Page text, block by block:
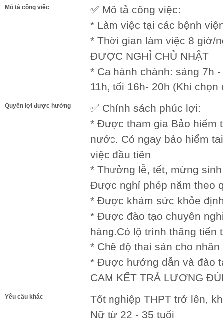
Mô tả công việc
✅ Mô tả công việc:
* Làm việc tại các bệnh
* Thời gian làm việc 8 giờ/
ĐƯỢC NGHỈ CHỦ NHẬT
* Ca hành chánh: sáng 7h
11h, tối 16h- 20h (Khi chọn
Quyền lợi được hưởng
✅ Chính sách phúc lợi:
* Được tham gia Bảo hiểm
nước. Có ngay bảo hiểm
việc đầu tiên
* Thưởng lễ, tết, mừng
Được nghỉ phép năm theo
* Được khám sức khỏe
* Được đào tạo chuyên
hàng.Có lộ trình thăng tiến
* Chế độ thai sản cho nhân
* Được hướng dẫn và đào
CAM KẾT TRẢ LƯƠNG
Yêu cầu khác
Tốt nghiệp THPT trở lên,
Nữ từ 22 - 35 tuổi